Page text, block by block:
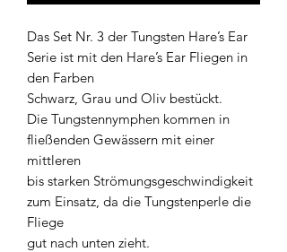
Das Set Nr. 3 der Tungsten Hare’s Ear
Serie ist mit den Hare’s Ear Fliegen in
den Farben
Schwarz, Grau und Oliv bestückt.
Die Tungstennymphen kommen in
fließenden Gewässern mit einer
mittleren
bis starken Strömungsgeschwindigkeit
zum Einsatz, da die Tungstenperle die
Fliege
gut nach unten zieht.